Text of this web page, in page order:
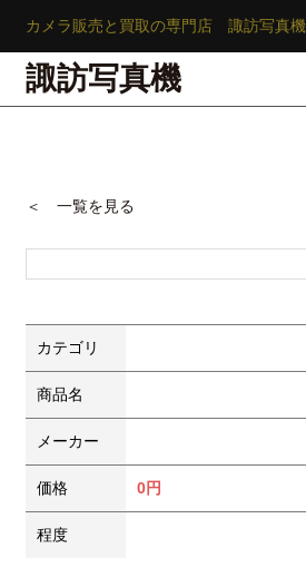
カメラ販売と買取の専門店 諏訪写真機
諏訪写真機
＜ 一覧を見る
カテゴリ
商品名
メーカー
価格 0円
程度